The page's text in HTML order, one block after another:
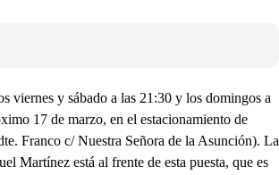
viernes y sábado a las 21:30 y los domingos a
17 de marzo, en el estacionamiento de
Franco c/ Nuestra Señora de la Asunción). La
Martínez está al frente de esta puesta, que es